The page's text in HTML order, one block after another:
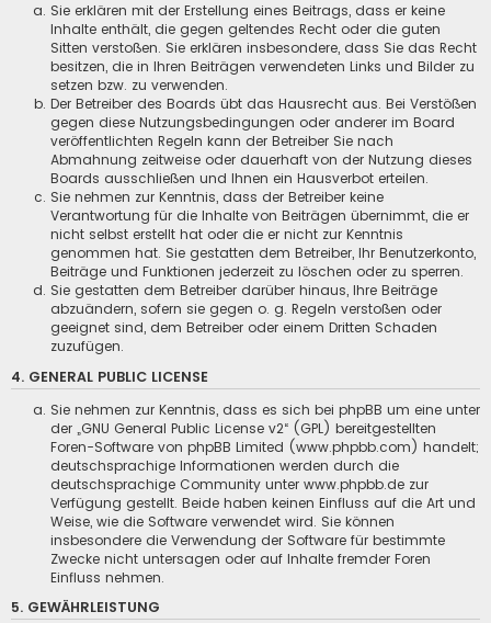
Sie erklären mit der Erstellung eines Beitrags, dass er keine
Inhalte enthält, die gegen geltendes Recht oder die guten
Sitten verstoßen. Sie erklären insbesondere, dass Sie das Recht
besitzen, die in Ihren Beiträgen verwendeten Links und Bilder zu
setzen bzw. zu verwenden.
Der Betreiber des Boards übt das Hausrecht aus. Bei Verstößen
gegen diese Nutzungsbedingungen oder anderer im Board
veröffentlichten Regeln kann der Betreiber Sie nach
Abmahnung zeitweise oder dauerhaft von der Nutzung dieses
Boards ausschließen und Ihnen ein Hausverbot erteilen.
Sie nehmen zur Kenntnis, dass der Betreiber keine
Verantwortung für die Inhalte von Beiträgen übernimmt, die er
nicht selbst erstellt hat oder die er nicht zur Kenntnis
genommen hat. Sie gestatten dem Betreiber, Ihr Benutzerkonto,
Beiträge und Funktionen jederzeit zu löschen oder zu sperren.
Sie gestatten dem Betreiber darüber hinaus, Ihre Beiträge
abzuändern, sofern sie gegen o. g. Regeln verstoßen oder
geeignet sind, dem Betreiber oder einem Dritten Schaden
zuzufügen.
4. GENERAL PUBLIC LICENSE
Sie nehmen zur Kenntnis, dass es sich bei phpBB um eine unter
der „GNU General Public License v2“ (GPL) bereitgestellten
Foren-Software von phpBB Limited (www.phpbb.com) handelt;
deutschsprachige Informationen werden durch die
deutschsprachige Community unter www.phpbb.de zur
Verfügung gestellt. Beide haben keinen Einfluss auf die Art und
Weise, wie die Software verwendet wird. Sie können
insbesondere die Verwendung der Software für bestimmte
Zwecke nicht untersagen oder auf Inhalte fremder Foren
Einfluss nehmen.
5. GEWÄHRLEISTUNG